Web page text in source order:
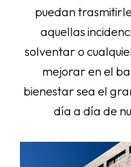
puedan
aquellas
solventar o
mejorar en el
bienestar sea el
día a día de